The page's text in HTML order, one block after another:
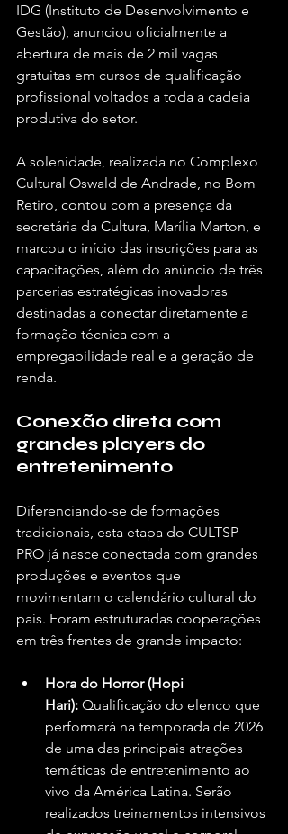
IDG (Instituto de Desenvolvimento e
Gestão), anunciou oficialmente a
abertura de mais de 2 mil vagas
gratuitas em cursos de qualificação
profissional voltados a toda a cadeia
produtiva do setor.
A solenidade, realizada no Complexo
Cultural Oswald de Andrade, no Bom
Retiro, contou com a presença da
secretária da Cultura, Marília Marton, e
marcou o início das inscrições para as
capacitações, além do anúncio de três
parcerias estratégicas inovadoras
destinadas a conectar diretamente a
formação técnica com a
empregabilidade real e a geração de
renda.
Conexão direta com
grandes players do
entretenimento
Diferenciando-se de formações
tradicionais, esta etapa do CULTSP
PRO já nasce conectada com grandes
produções e eventos que
movimentam o calendário cultural do
país. Foram estruturadas cooperações
em três frentes de grande impacto:
Hora do Horror (Hopi
Hari): Qualificação do elenco que
performará na temporada de 2026
de uma das principais atrações
temáticas de entretenimento ao
vivo da América Latina. Serão
realizados treinamentos intensivos